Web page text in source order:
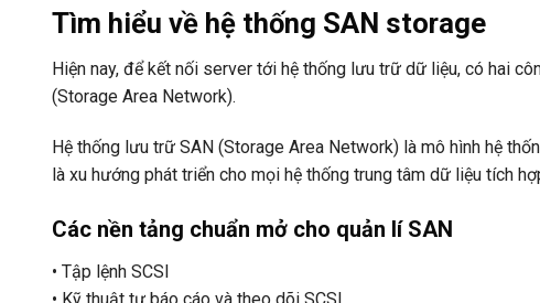
Tìm hiểu về hệ thống SAN storage
Hiện nay, để kết nối server tới hệ thống lưu trữ dữ liệu, có hai
(Storage Area Network).
Hệ thống lưu trữ SAN (Storage Area Network) là mô hình hệ
là xu hướng phát triển cho mọi hệ thống trung tâm dữ liệu tích
Các nền tảng chuẩn mở cho quản lí SAN
• Tập lệnh SCSI